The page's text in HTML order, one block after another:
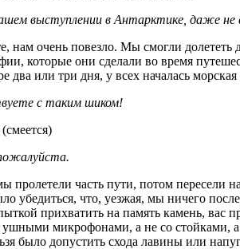
выступлении в Антарктике, даже не
нам очень повезло. Мы смогли
которые они сделали во время
или три дня, у всех началась морская
с таким шиком!
пролетели часть пути, потом
убедиться, что, уезжая, мы ничего
прихватить на память камень, вас
микрофонами, а не со стойками,
было допустить схода лавины или